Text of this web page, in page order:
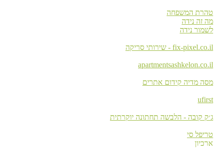
טהרת המשפחה
מה זה נידה
לשמור נידה
fix-pixel.co.il - שירותי סריקה
apartmentsashkelon.co.il
מסה מדיה קידום אתרים
ufirst
ג׳ק קובה - הלבשה תחתונה יוקרתית
טריפל סי
ארכיון